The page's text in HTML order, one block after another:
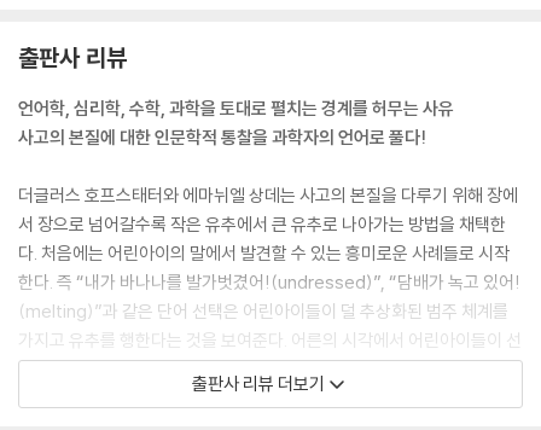
비전문가가 과학적 개념에 대한 인식의 토대로 삼는 순진한 유추를 다룬
다. 예로 나눗셈을 분할로 교육하는 경우 나눗셈의 폭넓은 층위를 이해하
지 못하게 만드는 결함이 있다. 이러한 예들을 통해 순진한 유추의 긍정적
인 영향과 부정적인 영향을 다룬다. 8장 〈세상을 뒤흔든 유추〉에서는 통찰
력 있는 과학자들의 위대한 발견을 다룬다. 수학과 물리학의 역사는 눈덩
이처럼 불어나는 일련의 유추이다. 여기서 다루는 아인슈타인의 유추는 E
=mc²의 의미를 이해하기 위한 아인슈타인의 점진적인 사고의 진전을 유
추 작용을 중심으로 보여 준다. 마지막의 에피다이얼로그는 두 화자(여기
엔 반전이 있다!)가 범주화와 유추 작용을 중심에 놓고 사고의 본질을 논쟁
적으로 탐구하는 과정을 대화를 통해 보여 줌으로써 이 책에서 다루는 사
고에 대한 신선한 관점을 한눈에 파악할 수 있도록 돕는다.
더글러스 호프슈태터는 『사고의 본질』을 설명하는 한 강연에서 이 책의 서
술 방식에 대해 길의 작은 턱에서 시작해서 산으로 향하는 것이라고 말한
지는 정신적 운동이 아니라 지각의 생명소 자체로서, 일상적인 지각(‘저것
은 탁자다’)부터 절묘한 예술적 통찰과 (일반 상대성 원리 같은) 추상적인
과학적 발견까지 모든 층위에 퍼져 있다. 이 두 극단 사이에서 우리가 항상
로운 대상에 대한 학습 같은 것이 존재하며, 이 모든 정신 작용은 동일한 근
본적 메커니즘을 통해 이루어진다.
---「프롤로그 | 유추, 인지의 핵심」중에서
범주에 대한 고전적 시각은 이제 일반적으로 막다른 길로 인식되기 때문에
일부 현대 철학자는 범주의 흐릿함과 모호함을 정확한 학문으로 만드는 일
에 나섰다. 그들의 목표는 개념이라는 정신적 성운을 탐험하는 것이다. 이
일은 정확한 소속 요건의 역할을 배척하고 대신 원형(특정 범주와의 평생
출판사 리뷰
언어학, 심리학, 수학, 과학을 토대로 펼치는 경계를 허무는 사유
사고의 본질에 대한 인문학적 통찰을 과학자의 언어로 풀다!
더글러스 호프스태터와 에마뉘엘 상데는 사고의 본질을 다루기 위해 장에
서 장으로 넘어갈수록 작은 유추에서 큰 유추로 나아가는 방법을 채택한
다. 처음에는 어린아이의 말에서 발견할 수 있는 흥미로운 사례들로 시작
한다. 즉 “내가 바나나를 발가벗겼어!(undressed)”, “담배가 녹고 있어!
(melting)”과 같은 단어 선택은 어린아이들이 덜 추상화된 범주 체계를
가지고 유추를 행한다는 것을 보여준다. 어른의 시각에서 어린아이들이 선
택하는 단어들은 실수로 보이지만, 사실 이들의 언어 사용은 어른들이 하
는 의미상의 근사화와 크게 다르지 않다. 단지 어른들의 개념은 아이들의
출판사 리뷰 더보기